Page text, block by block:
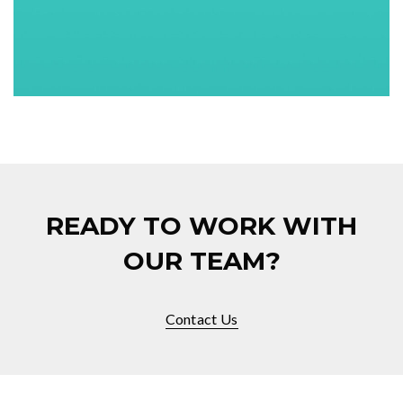
READY TO WORK WITH
OUR TEAM?
Contact Us